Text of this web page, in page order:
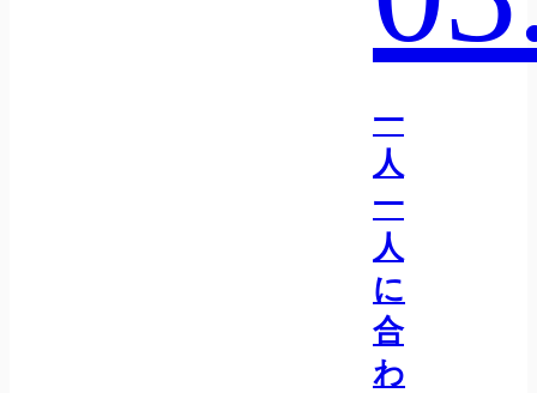
一
人
一
人
に
合
わ